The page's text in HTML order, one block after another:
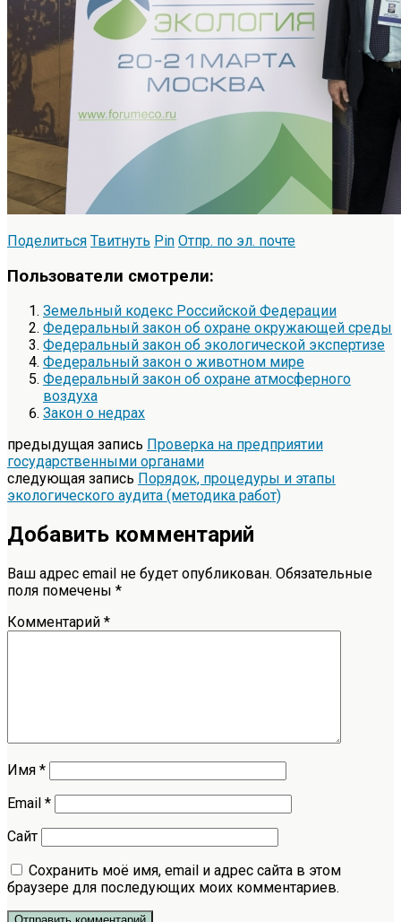
Поделиться Твитнуть Pin Отпр. по эл. почте
Пользователи смотрели:
Земельный кодекс Российской Федерации
Федеральный закон об охране окружающей среды
Федеральный закон об экологической экспертизе
Федеральный закон о животном мире
Федеральный закон об охране атмосферного
воздуха
Закон о недрах
предыдущая запись Проверка на предприятии
государственными органами
следующая запись Порядок, процедуры и этапы
экологического аудита (методика работ)
Добавить комментарий
Ваш адрес email не будет опубликован. Обязательные
поля помечены *
Комментарий *
Имя *
Email *
Сайт
Сохранить моё имя, email и адрес сайта в этом
браузере для последующих моих комментариев.